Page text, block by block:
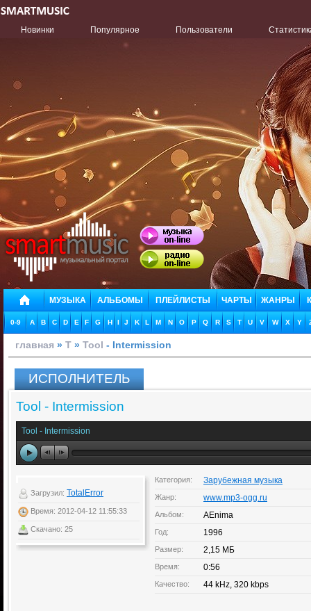
Новинки Популярное Пользователи
МУЗЫКА АЛЬБОМЫ ПЛЕЙЛИСТЫ ЧАРТЫ ЖАНРЫ
0-9 A B C D E F G H I J K L M N O P Q R S T U V W X Y
главная » T » Tool - Intermission
ИСПОЛНИТЕЛЬ
Tool - Intermission
Tool - Intermission
Загрузил: TotalError
Время: 2012-04-12 11:55:33
Скачано: 25
Категория: Зарубежная музыка
Жанр: www.mp3-ogg.ru
Альбом: AEnima
Год: 1996
Размер: 2,15 МБ
Время: 0:56
Качество: 44 kHz, 320 kbps